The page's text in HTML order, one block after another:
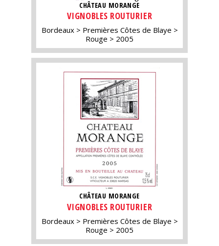
CHÂTEAU MORANGE
VIGNOBLES ROUTURIER
Bordeaux
Premières Côtes de Blaye
Rouge
2005
CHÂTEAU MORANGE
VIGNOBLES ROUTURIER
Bordeaux
Premières Côtes de Blaye
Rouge
2005